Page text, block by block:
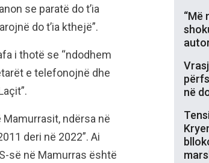
se paratë do t’ia
do t’ia kthejë”.
i thotë se “ndodhem
e telefonojnë dhe
ndërsa në
deri në 2022”. Ai
së në Mamurras është
“Më
në